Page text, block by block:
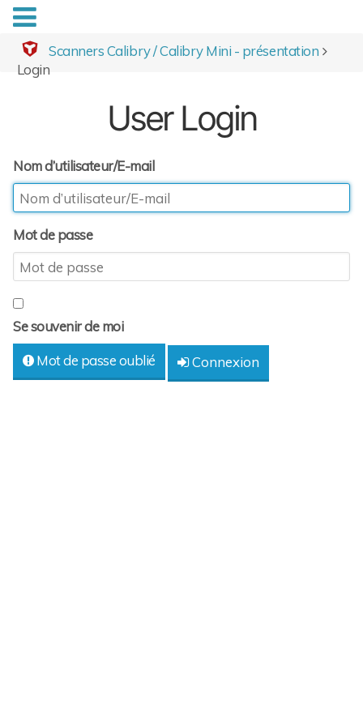
Scanners Calibry / Calibry Mini - présentation
Login
User Login
Nom d’utilisateur/E-mail
Mot de passe
Se souvenir de moi
Mot de passe oublié
Connexion